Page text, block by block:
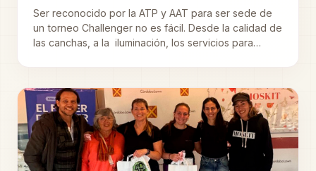
Ser reconocido por la ATP y AAT para ser sede de
un torneo Challenger no es fácil. Desde la calidad de
las canchas, a la iluminación, los servicios para
calidad.